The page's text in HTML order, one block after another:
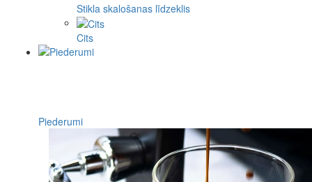
Stikla skalošanas līdzeklis
Cits
Piederumi